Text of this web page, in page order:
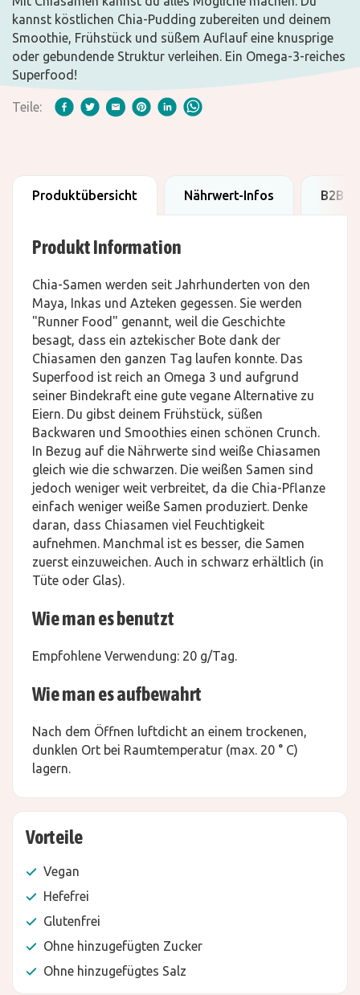
kannst köstlichen Chia-Pudding zubereiten und deinem
Smoothie, Frühstück und süßem Auflauf eine knusprige
oder gebundende Struktur verleihen. Ein Omega-3-reiches
Superfood!
Teile:
Produktübersicht Nährwert-Infos B2B
Produkt Information
Chia-Samen werden seit Jahrhunderten von den
Maya, Inkas und Azteken gegessen. Sie werden
"Runner Food" genannt, weil die Geschichte
besagt, dass ein aztekischer Bote dank der
Chiasamen den ganzen Tag laufen konnte. Das
Superfood ist reich an Omega 3 und aufgrund
seiner Bindekraft eine gute vegane Alternative zu
Eiern. Du gibst deinem Frühstück, süßen
Backwaren und Smoothies einen schönen Crunch.
In Bezug auf die Nährwerte sind weiße Chiasamen
gleich wie die schwarzen. Die weißen Samen sind
jedoch weniger weit verbreitet, da die Chia-Pflanze
einfach weniger weiße Samen produziert. Denke
daran, dass Chiasamen viel Feuchtigkeit
aufnehmen. Manchmal ist es besser, die Samen
zuerst einzuweichen. Auch in schwarz erhältlich (in
Tüte oder Glas).
Wie man es benutzt
Empfohlene Verwendung: 20 g/Tag.
Wie man es aufbewahrt
Nach dem Öffnen luftdicht an einem trockenen,
dunklen Ort bei Raumtemperatur (max. 20 ° C)
lagern.
Vorteile
Vegan
Hefefrei
Glutenfrei
Ohne hinzugefügten Zucker
Ohne hinzugefügtes Salz